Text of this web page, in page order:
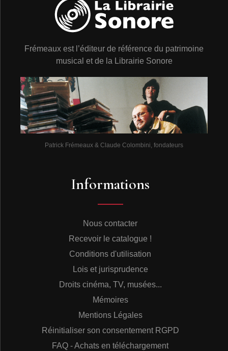
Frémeaux est l’éditeur de référence du patrimoine
musical et de la Librairie Sonore
Patrick Frémeaux & Claude Colombini, fondateurs
Informations
Nous contacter
Recevoir le catalogue !
Conditions d'utilisation
Lois et jurisprudence
Droits cinéma, TV, musées...
Mémoires
Mentions Légales
Réinitialiser son consentement RGPD
FAQ - Achats en téléchargement